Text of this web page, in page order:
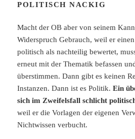
POLITISCH NACKIG
Macht der OB aber von seinem
Widerspruch Gebrauch, weil er
politisch als nachteilig bewertet,
erneut mit der Thematik befassen
überstimmen. Dann gibt es keinen
Instanzen. Dann ist es Politik.Ein
sich im Zweifelsfall schlicht
weil er die Vorlagen der eigenen
Nichtwissen verbucht.